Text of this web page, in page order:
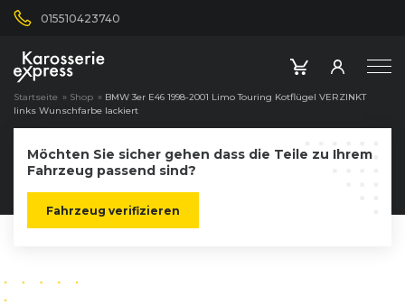
015510423740
Startseite » Shop » BMW 3er E46 1998-2001 Limo Touring Kotflügel VERZINKT
links Wunschfarbe lackiert
Möchten Sie sicher gehen dass die Teile zu Ihrem
Fahrzeug passend sind?
Fahrzeug verifizieren